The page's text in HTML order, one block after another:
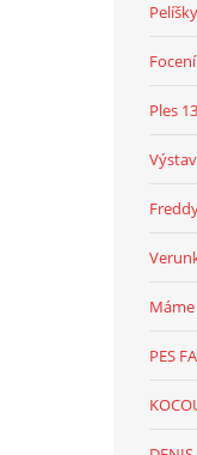
Ples
PES